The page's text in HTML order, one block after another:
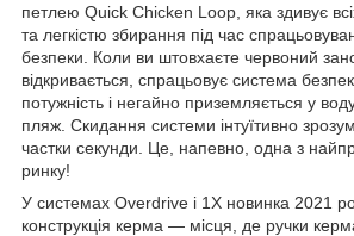
петлею Quick Chicken Loop, яка здивує
та легкістю збирання під час
безпеки. Коли ви штовхаєте червоний
відкривається, спрацьовує система
потужність і негайно приземляється у
пляж. Скидання системи інтуїтивно
частки секунди. Це, напевно, одна з
ринку!
У системах Overdrive і 1X новинка 2021
конструкція керма — місця, де ручки